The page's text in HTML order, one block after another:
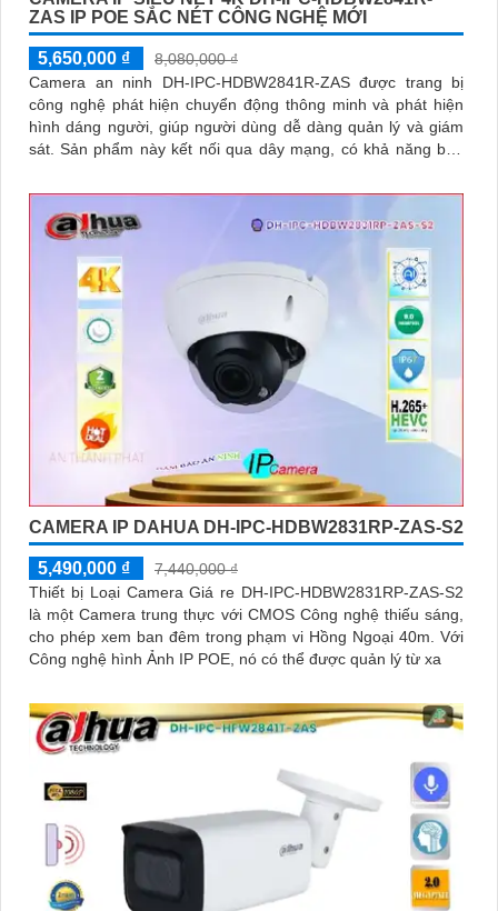
ZAS IP POE SẮC NÉT CÔNG NGHỆ MỚI
5,650,000 ₫
8,080,000 ₫
Camera an ninh DH-IPC-HDBW2841R-ZAS được trang bị
công nghệ phát hiện chuyển động thông minh và phát hiện
hình dáng người, giúp người dùng dễ dàng quản lý và giám
sát. Sản phẩm này kết nối qua dây mạng, có khả năng báo
CAMERA IP DAHUA DH-IPC-HDBW2831RP-ZAS-S2
5,490,000 ₫
7,440,000 ₫
Thiết bị Loại Camera Giá re DH-IPC-HDBW2831RP-ZAS-S2
là một Camera trung thực với CMOS Công nghệ thiếu sáng,
cho phép xem ban đêm trong phạm vi Hồng Ngoại 40m. Với
Công nghệ hình Ảnh IP POE, nó có thể được quản lý từ xa